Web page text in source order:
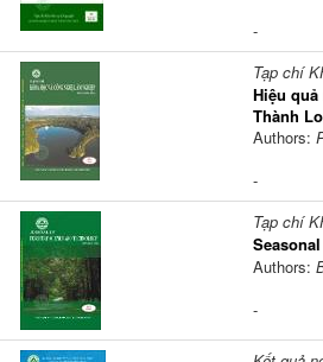
-
Tạp chí
Hiệu
Thành
Authors:
-
Tạp chí
Authors:
-